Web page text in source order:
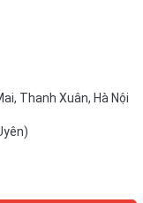
Thanh Xuân, Hà Nội